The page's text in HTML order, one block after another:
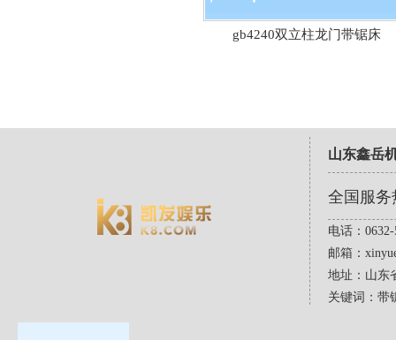
gb4240双立柱龙门带锯床
山东鑫岳
全国服务
电话：0632-
邮箱：
地址：山东
关键词：带